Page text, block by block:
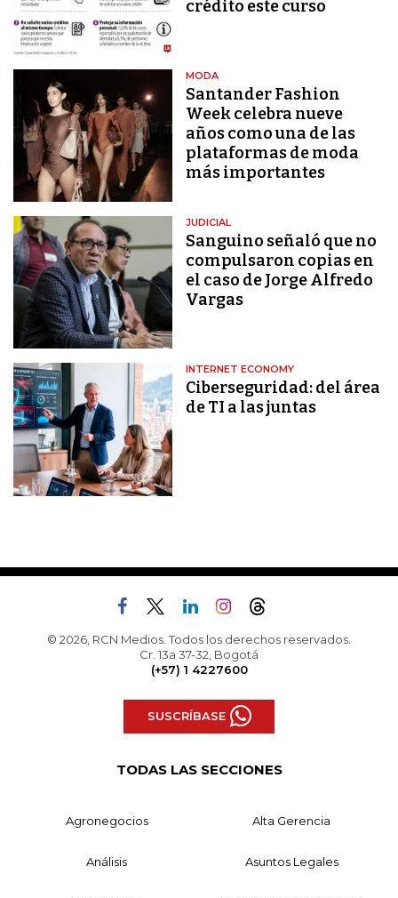
crédito este curso
MODA
Santander Fashion
Week celebra nueve
años como una de las
plataformas de moda
más importantes
JUDICIAL
Sanguino señaló que no
compulsaron copias en
el caso de Jorge Alfredo
Vargas
INTERNET ECONOMY
Ciberseguridad: del área
de TI a las juntas
© 2026, RCN Medios. Todos los derechos reservados.
Cr. 13a 37-32, Bogotá
(+57) 1 4227600
SUSCRÍBASE
TODAS LAS SECCIONES
Agronegocios Alta Gerencia
Análisis Asuntos Legales